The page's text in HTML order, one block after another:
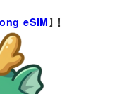
eSIM】！